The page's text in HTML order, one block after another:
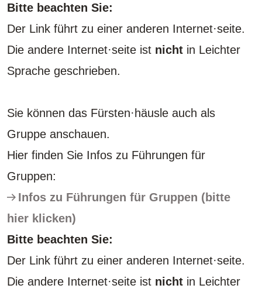
Bitte beachten Sie:
Der Link führt zu einer anderen Internet·seite.
Die andere Internet·seite ist nicht in Leichter
Sprache geschrieben.
Sie können das Fürsten·häusle auch als
Gruppe anschauen.
Hier finden Sie Infos zu Führungen für
Gruppen:
Infos zu Führungen für Gruppen (bitte
hier klicken)
Bitte beachten Sie:
Der Link führt zu einer anderen Internet·seite.
Die andere Internet·seite ist nicht in Leichter